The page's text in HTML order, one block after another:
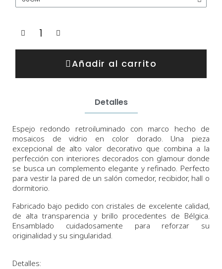
Añadir al carrito
Detalles
Espejo redondo retroiluminado con marco hecho de
mosaicos de vidrio en color dorado. Una pieza
excepcional de alto valor decorativo que combina a la
perfección con interiores decorados con glamour donde
se busca un complemento elegante y refinado. Perfecto
para vestir la pared de un salón comedor, recibidor, hall o
dormitorio.
Fabricado bajo pedido con cristales de excelente calidad,
de alta transparencia y brillo procedentes de Bélgica.
Ensamblado cuidadosamente para reforzar su
originalidad y su singularidad.
Detalles: